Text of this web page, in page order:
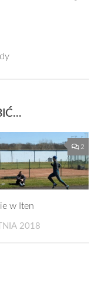
2
w Iten
2018